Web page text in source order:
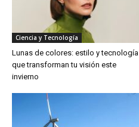
Ciencia y Tecnología
Lunas de colores: estilo y tecnología
que transforman tu visión este
invierno